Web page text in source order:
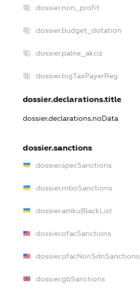
dossier.non_profit
dossier.budget_dotation
dossier.palne_akciz
dossier.bigTaxPayerReg
dossier.declarations.title
dossier.declarations.noData
dossier.sanctions
dossier.specSanctions
dossier.rnboSanctions
dossier.amkuBlackList
dossier.ofacSanctions
dossier.ofacNonSdnSanctions
dossier.gbSanctions